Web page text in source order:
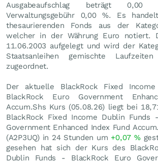
Ausgabeaufschlag beträgt
Verwaltungsgebühr 0,00 %. Es
thesaurierenden Fonds aus der
welcher in der Währung Euro notiert.
11.06.2003 aufgelegt und wird der
Staatsanleihen gemischte
zugeordnet.
Der aktuelle BlackRock Fixed
BlackRock Euro Government
Accum.Shs Kurs (05.08.26) liegt bei
BlackRock Fixed Income Dublin Funds
Government Enhanced Index Fund
(A2P3UQ) in 24 Stunden um +0,07 %
gesehen hat sich der Kurs des
Dublin Funds - BlackRock Euro